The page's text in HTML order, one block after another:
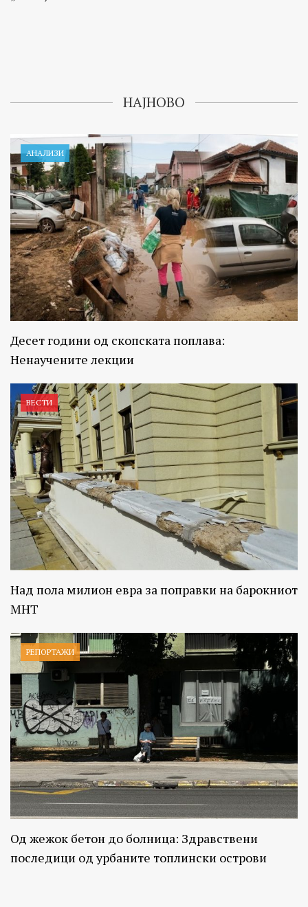
НАЈНОВО
АНАЛИЗИ
Десет години од скопската поплава:
Ненаучените лекции
ВЕСТИ
Над пола милион евра за поправки на барокниот
МНТ
РЕПОРТАЖИ
Од жежок бетон до болница: Здравствени
последици од урбаните топлински острови